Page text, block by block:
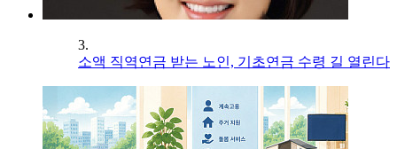
3.
소액 직역연금 받는 노인, 기초연금 수령 길 열린다